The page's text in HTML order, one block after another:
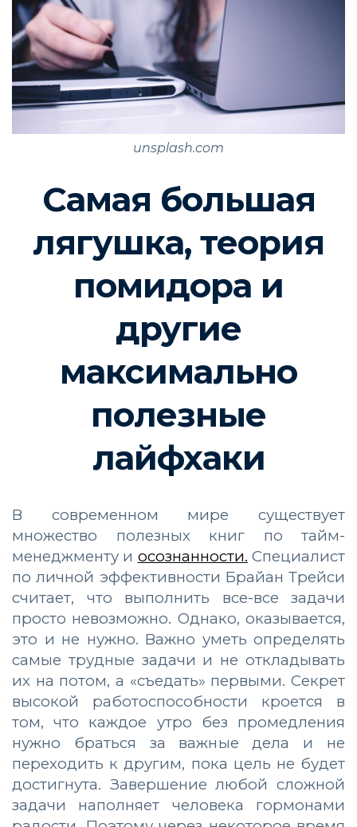
unsplash.com
Самая большая
лягушка, теория
помидора и
другие
максимально
полезные
лайфхаки
В современном мире существует
множество полезных книг по тайм-
менеджменту и осознанности. Специалист
по личной эффективности Брайан Трейси
считает, что выполнить все-все задачи
просто невозможно. Однако, оказывается,
это и не нужно. Важно уметь определять
самые трудные задачи и не откладывать
их на потом, а «съедать» первыми. Секрет
высокой работоспособности кроется в
том, что каждое утро без промедления
нужно браться за важные дела и не
переходить к другим, пока цель не будет
достигнута. Завершение любой сложной
задачи наполняет человека гормонами